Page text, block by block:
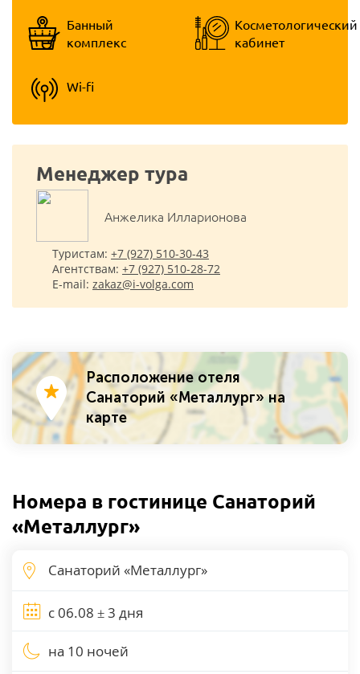
Банный
комплекс
Косметологический
кабинет
Wi-fi
Менеджер тура
Анжелика Илларионова
Туристам: +7 (927) 510-30-43
Агентствам: +7 (927) 510-28-72
E-mail: zakaz@i-volga.com
Расположение отеля
Санаторий «Металлург» на
карте
Номера в гостинице Санаторий
«Металлург»
на 10 ночей